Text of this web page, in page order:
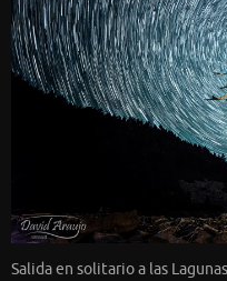
Salida en solitario a las